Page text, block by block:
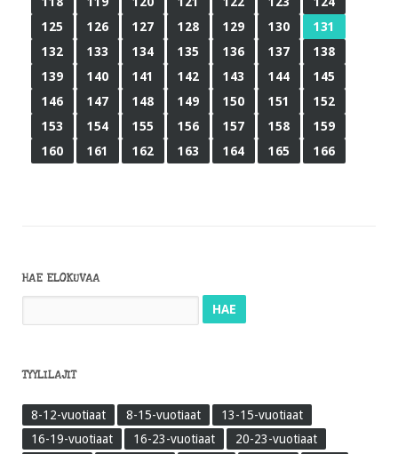
125
126 127 128 129 130
131
132
133 134 135 136 137
138
139
140 141 142 143 144
145
146
147 148 149 150 151
152
153
154 155 156 157 158
159
160
161 162 163 164 165 166
HAE ELOKUVAA
TYYLILAJIT
8-12-vuotiaat 8-15-vuotiaat
13-15-vuotiaat
16-19-vuotiaat
16-23-vuotiaat
20-23-vuotiaat